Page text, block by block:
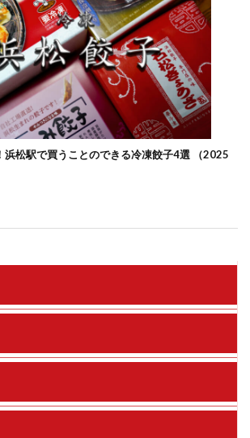
浜松駅で買うことのできる冷凍餃子4選 （2025